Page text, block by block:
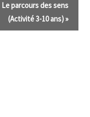
Le parcours des sens
(Activité 3-10 ans)»